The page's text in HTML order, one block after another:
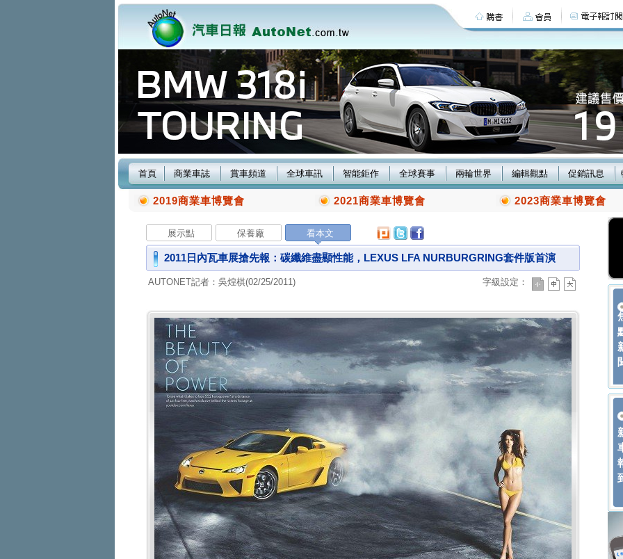
首頁 商業車誌 賞車頻道 全球車訊 智能鉅作 全球賽事 兩輪世界 編輯觀點 促銷訊息
2019商業車博覽會 2021商業車博覽會 2023商業車博覽會
展示點 保養廠 看本文
2011日內瓦車展搶先報：碳纖維盡顯性能，LEXUS LFA NURBURGRING套件版首演
AUTONET記者：吳煌棋(02/25/2011) 字級設定：